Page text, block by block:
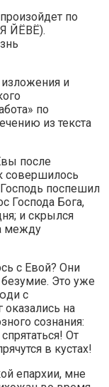
по
ЙЁВЁ).
изложения и
по
из текста
после
совершилось
поспешил
Господа Бога,
и скрылся
между
с Евой? Они
безумие. Это уже
с
на
сознания:
От
в кустах!
епархии, мне